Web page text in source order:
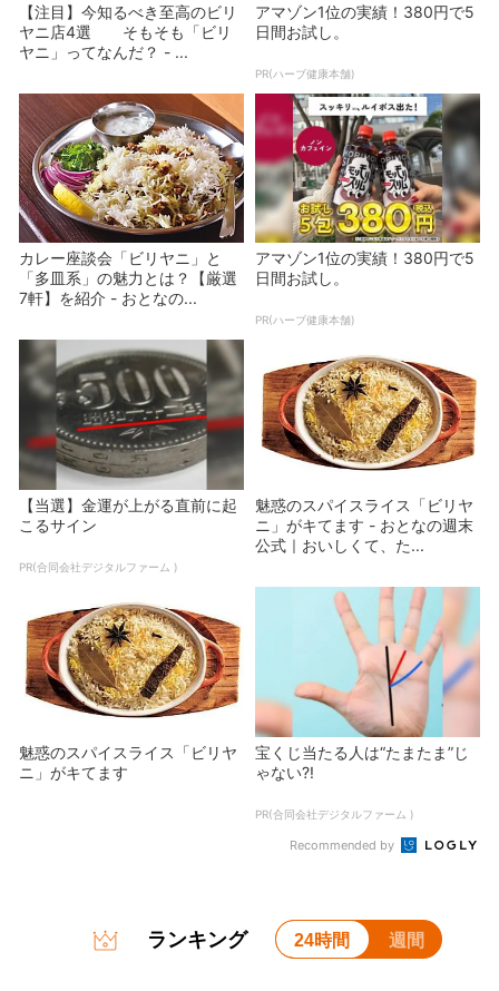
【注目】今知るべき至高のビリ
ヤニ店4選 そもそも「ビリ
ヤニ」ってなんだ？ - ...
アマゾン1位の実績！380円で5
日間お試し。
PR(ハーブ健康本舗)
カレー座談会「ビリヤニ」と
「多皿系」の魅力とは？【厳選
7軒】を紹介 - おとなの...
アマゾン1位の実績！380円で5
日間お試し。
PR(ハーブ健康本舗)
【当選】金運が上がる直前に起
こるサイン
PR(合同会社デジタルファーム )
魅惑のスパイスライス「ビリヤ
ニ」がキてます - おとなの週末
公式｜おいしくて、た...
魅惑のスパイスライス「ビリヤ
ニ」がキてます
宝くじ当たる人は“たまたま”じ
ゃない?!
PR(合同会社デジタルファーム )
Recommended by
ランキング 24時間 週間